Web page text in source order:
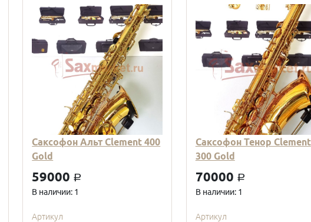
Саксофон Альт Clement 400
Gold
59000 a
В наличии: 1
Артикул
Саксофон Тенор Clement
300 Gold
70000 a
В наличии: 1
Артикул